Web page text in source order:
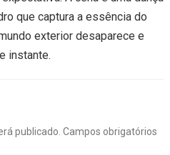
que captura a essência do
exterior desaparece e
instante.
publicado. Campos obrigatórios